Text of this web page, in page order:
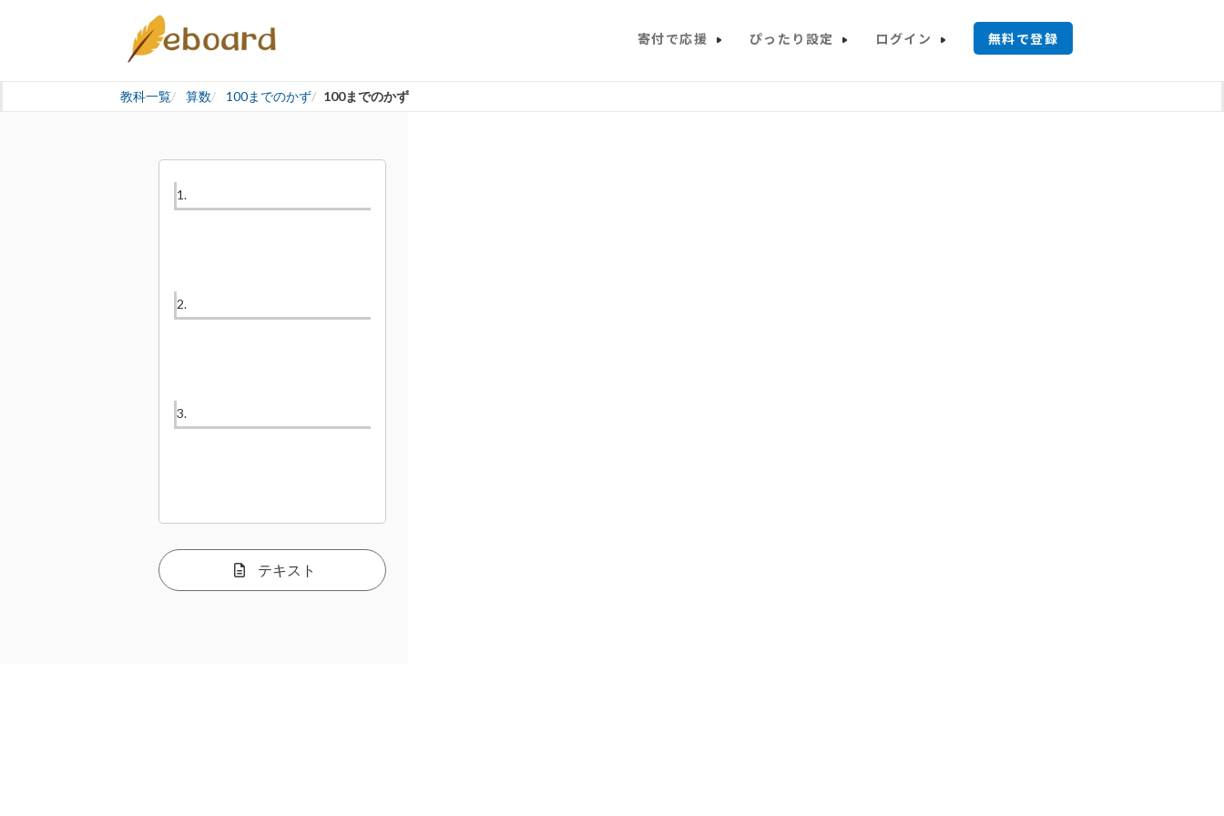
寄付で応援 ぴったり設定 ログイン 無料で登録
教科一覧 算数 100までのかず 100までのかず
1.
2.
3.
テキスト